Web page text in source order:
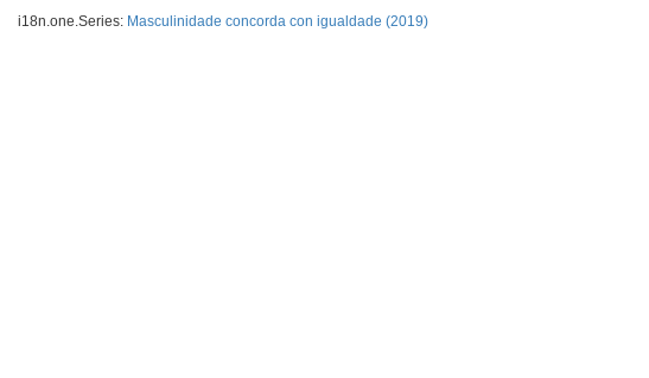
i18n.one.Series: Masculinidade concorda con igualdade (2019)